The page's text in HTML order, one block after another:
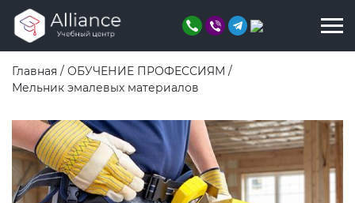
Главная / ОБУЧЕНИЕ ПРОФЕССИЯМ /
Мельник эмалевых материалов